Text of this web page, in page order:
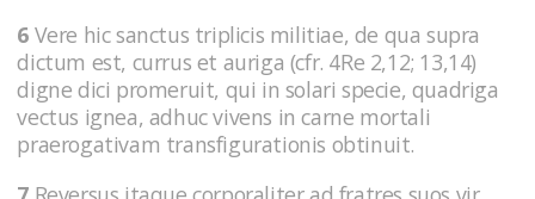
6 Vere hic sanctus triplicis militiae, de qua supra
dictum est, currus et auriga (cfr. 4Re 2,12; 13,14)
digne dici promeruit, qui in solari specie, quadriga
vectus ignea, adhuc vivens in carne mortali
praerogativam transfigurationis obtinuit.